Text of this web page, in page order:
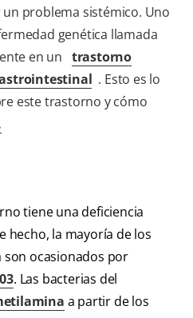
problema sistémico. Uno
genética llamada
en un trastorno
. Esto es lo
este trastorno y cómo
tiene una deficiencia
hecho, la mayoría de los
ocasionados por
. Las bacterias del
a partir de los